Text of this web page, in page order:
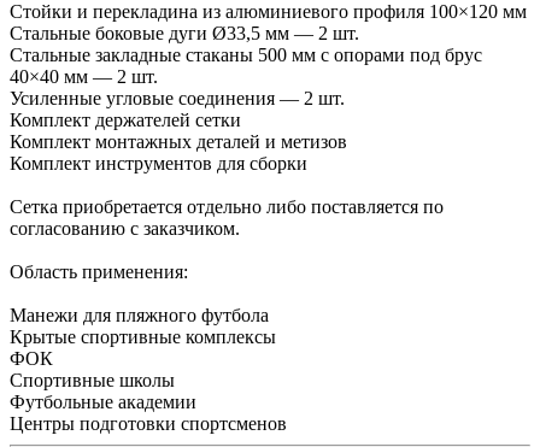
Стойки и перекладина из алюминиевого профиля 100×120 мм
Стальные боковые дуги Ø33,5 мм — 2 шт.
Стальные закладные стаканы 500 мм с опорами под брус
40×40 мм — 2 шт.
Усиленные угловые соединения — 2 шт.
Комплект держателей сетки
Комплект монтажных деталей и метизов
Комплект инструментов для сборки
Сетка приобретается отдельно либо поставляется по
согласованию с заказчиком.
Область применения:
Манежи для пляжного футбола
Крытые спортивные комплексы
ФОК
Спортивные школы
Футбольные академии
Центры подготовки спортсменов